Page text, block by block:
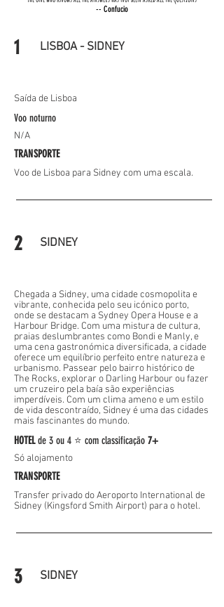
-- Confucio
1 LISBOA - SIDNEY
Saída de Lisboa
Voo noturno
N/A
TRANSPORTE
Voo de Lisboa para Sidney com uma escala.
2 SIDNEY
Chegada a Sidney, uma cidade cosmopolita e
vibrante, conhecida pelo seu icónico porto,
onde se destacam a Sydney Opera House e a
Harbour Bridge. Com uma mistura de cultura,
praias deslumbrantes como Bondi e Manly, e
uma cena gastronómica diversificada, a cidade
oferece um equilíbrio perfeito entre natureza e
urbanismo. Passear pelo bairro histórico de
The Rocks, explorar o Darling Harbour ou fazer
um cruzeiro pela baía são experiências
imperdíveis. Com um clima ameno e um estilo
de vida descontraído, Sidney é uma das cidades
mais fascinantes do mundo.
HOTELde 3 ou 4 ⭐ com classificação 7+
Só alojamento
TRANSPORTE
Transfer privado do Aeroporto International de
Sidney (Kingsford Smith Airport) para o hotel.
3 SIDNEY